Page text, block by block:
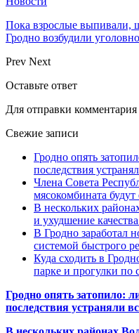
Пока взрослые выпивали,
Гродно возбудили
Prev Next
Оставьте ответ
Для отправки
Свежие записи
Гродно опять
последствия
Члена Совета
мясокомбината
В нескольких
и ухудшение
В Гродно заработал
системой быстрого
Куда сходить в
парке и прогулки по
Гродно опять затопило:
последствия устраняли